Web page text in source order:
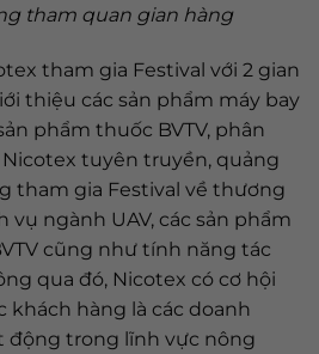
tham quan gian hàng
tham gia Festival với 2 gian
thiệu các sản phẩm máy bay
phẩm thuốc BVTV, phân
Nicotex tuyên truyền, quảng
tham gia Festival về thương
vụ ngành UAV, các sản phẩm
cũng như tính năng tác
qua đó, Nicotex có cơ hội
khách hàng là các doanh
động trong lĩnh vực nông